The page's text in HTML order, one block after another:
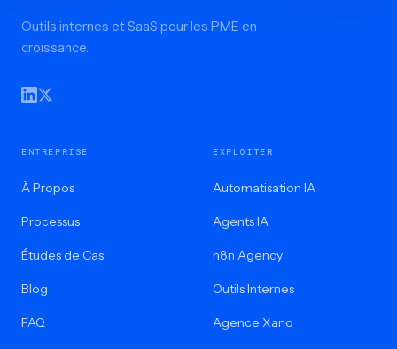
Outils internes et SaaS pour les PME en
croissance.
ENTREPRISE
À Propos
Processus
Études de Cas
Blog
FAQ
EXPLOITER
Automatisation IA
Agents IA
n8n Agency
Outils Internes
Agence Xano